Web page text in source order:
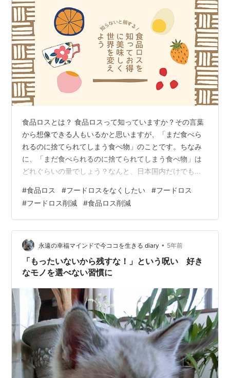
食品ロスとは？ 食品ロスって知っていますか？その言葉
から想像できる人もいるかと思いますが、「まだ食べら
れるのに捨てられてしまう食べ物」のことです。ちなみ
に、「まだ食べられるのに捨てられてしまう食べ物」は
どれぐらいの量でしょう？なんと、日本国内だけでも年
愕の量ですよね。さらに個人的にショックだったのは、
その半分は一般家庭から出されているというのです。そ
の一方で、世界の人口の約９人に１人が飢餓に苦しんで
います。そういった人たちへの食糧援助量は年間約３９
０万トン。日本で「まだ食べられるのに捨てられてしま
う食べ物」は約６１２万トン。「まだ食べられるのに…
#食品ロス #フードロスをなくしたい #フードロス
#フードロス削減 #食品ロス削減
永遠の幸福マインドで今ココを生きる diary • 5年前
「もったいないから残すな！」という呪い 好き
なモノを選べない習慣に